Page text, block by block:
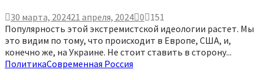
30 марта, 202421 апреля, 2024 0 151
Популярность этой экстремистской идеологии растет. Мы
это видим по тому, что происходит в Европе, США, и,
конечно же, на Украине. Не стоит ставить в сторону...
ПолитикаСовременная Россия